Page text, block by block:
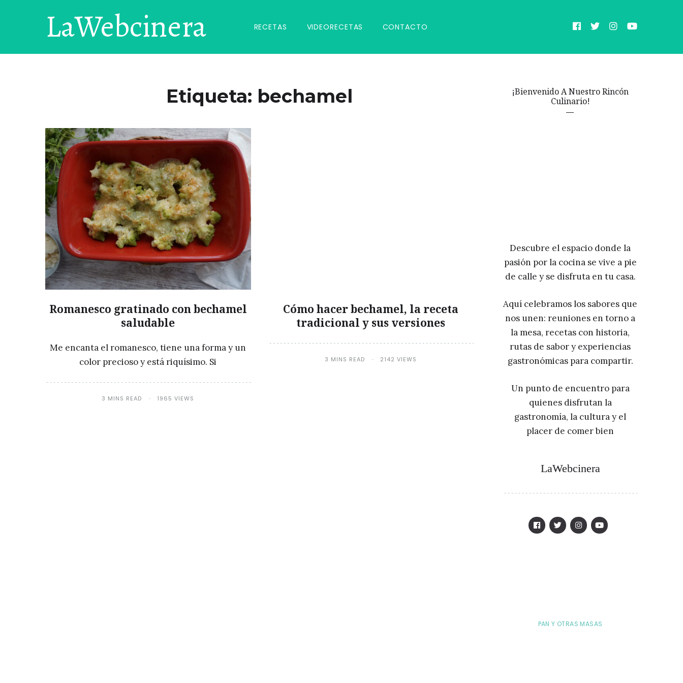
LaWebcinera RECETAS VIDEORECETAS CONTACTO
Etiqueta: bechamel
Romanesco gratinado con bechamel
saludable
Me encanta el romanesco, tiene una forma y un
color precioso y está riquísimo. Si
3 MINS READ 1965 VIEWS
Cómo hacer bechamel, la receta
tradicional y sus versiones
3 MINS READ 2142 VIEWS
¡Bienvenido A Nuestro Rincón
Culinario!
Descubre el espacio donde la
pasión por la cocina se vive a pie
de calle y se disfruta en tu casa.
Aquí celebramos los sabores que
nos unen: reuniones en torno a
la mesa, recetas con historia,
rutas de sabor y experiencias
gastronómicas para compartir.
Un punto de encuentro para
quienes disfrutan la
gastronomía, la cultura y el
placer de comer bien
LaWebcinera
PAN Y OTRAS MASAS